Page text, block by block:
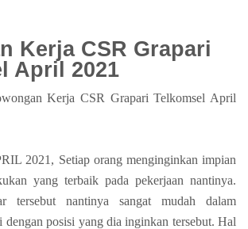
Kerja CSR Grapari
April 2021
Kerja CSR Grapari Telkomsel April
2021, Setiap orang menginginkan impian
yang terbaik pada pekerjaan nantinya.
tersebut nantinya sangat mudah dalam
dengan posisi yang dia inginkan tersebut. Hal